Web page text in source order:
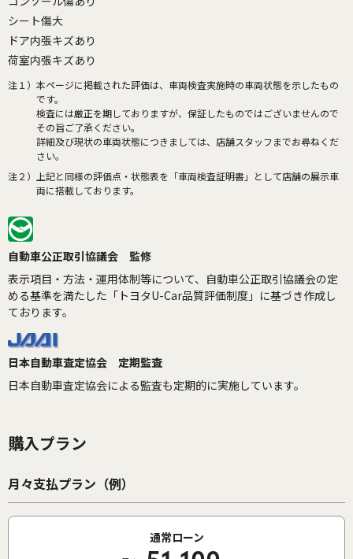
シート傷大
ドア内張キズあり
荷室内張キズあり
注１） 本ページに掲載された評価は、車両検査実施時の車両状態を示したもの
です。
検査には厳正を期しておりますが、保証したものではございませんので
その旨ご了承ください。
詳細及び現状の車両状態につきましては、店舗スタッフまでお尋ねくだ
さい。
注２）
上記と同様の評価点・状態表を「車両検査証明書」として店舗の展示車
両に搭載しております。
自動車公正取引協議会 監修
表示項目・方法・運用体制等について、自動車公正取引協議会の定
める基準を満たした「トヨタU-Car品質評価制度」に基づき作成し
ております。
日本自動車査定協会 定期監査
日本自動車査定協会による監査も定期的に実施しています。
購入プラン
月々支払プラン（例）
通常ローン